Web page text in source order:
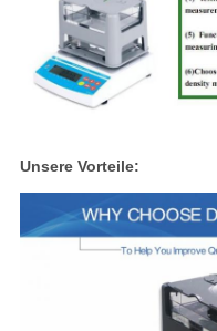
Unsere Vorteile: